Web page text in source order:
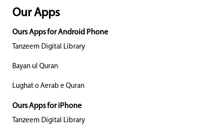
Our Apps
Ours Apps for Android Phone
Tanzeem Digital Library
Bayan ul Quran
Lughat o Aerab e Quran
Ours Apps for iPhone
Tanzeem Digital Library